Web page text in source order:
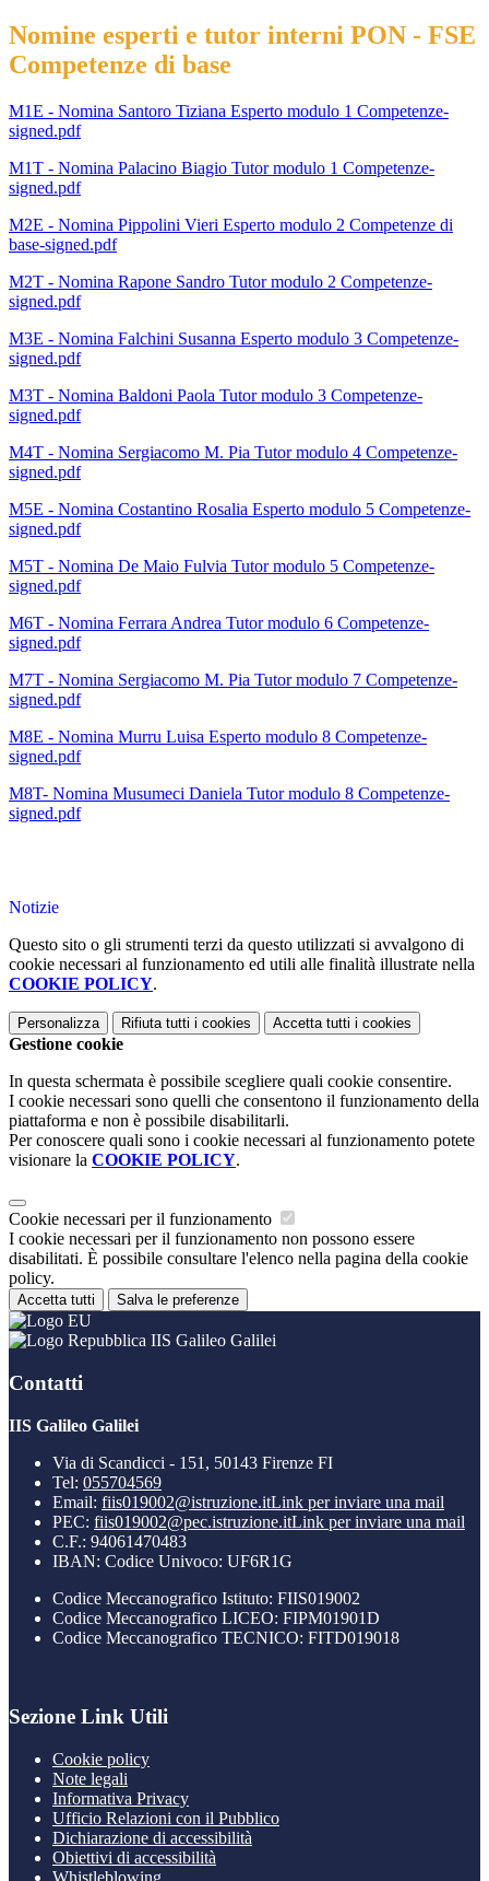
Nomine esperti e tutor interni PON - FSE
Competenze di base
M1E - Nomina Santoro Tiziana Esperto modulo 1 Competenze-
signed.pdf
M1T - Nomina Palacino Biagio Tutor modulo 1 Competenze-
signed.pdf
M2E - Nomina Pippolini Vieri Esperto modulo 2 Competenze di
base-signed.pdf
M2T - Nomina Rapone Sandro Tutor modulo 2 Competenze-
signed.pdf
M3E - Nomina Falchini Susanna Esperto modulo 3 Competenze-
signed.pdf
M3T - Nomina Baldoni Paola Tutor modulo 3 Competenze-
signed.pdf
M4T - Nomina Sergiacomo M. Pia Tutor modulo 4 Competenze-
signed.pdf
M5E - Nomina Costantino Rosalia Esperto modulo 5 Competenze-
signed.pdf
M5T - Nomina De Maio Fulvia Tutor modulo 5 Competenze-
signed.pdf
M6T - Nomina Ferrara Andrea Tutor modulo 6 Competenze-
signed.pdf
M7T - Nomina Sergiacomo M. Pia Tutor modulo 7 Competenze-
signed.pdf
M8E - Nomina Murru Luisa Esperto modulo 8 Competenze-
signed.pdf
M8T- Nomina Musumeci Daniela Tutor modulo 8 Competenze-
signed.pdf
Notizie
Questo sito o gli strumenti terzi da questo utilizzati si avvalgono di
cookie necessari al funzionamento ed utili alle finalità illustrate nella
COOKIE POLICY.
Personalizza Rifiuta tutti i cookies Accetta tutti i cookies
Gestione cookie
In questa schermata è possibile scegliere quali cookie consentire.
I cookie necessari sono quelli che consentono il funzionamento della
piattaforma e non è possibile disabilitarli.
Per conoscere quali sono i cookie necessari al funzionamento potete
visionare la COOKIE POLICY.
Cookie necessari per il funzionamento
I cookie necessari per il funzionamento non possono essere
disabilitati. È possibile consultare l'elenco nella pagina della cookie
policy.
Accetta tutti Salva le preferenze
IIS Galileo Galilei
Contatti
IIS Galileo Galilei
Via di Scandicci - 151, 50143 Firenze FI
Tel: 055704569
Email: fiis019002@istruzione.itLink per inviare una mail
PEC: fiis019002@pec.istruzione.itLink per inviare una mail
C.F.: 94061470483
IBAN: Codice Univoco: UF6R1G
Codice Meccanografico Istituto: FIIS019002
Codice Meccanografico LICEO: FIPM01901D
Codice Meccanografico TECNICO: FITD019018
Sezione Link Utili
Cookie policy
Note legali
Informativa Privacy
Ufficio Relazioni con il Pubblico
Dichiarazione di accessibilità
Obiettivi di accessibilità
Whistleblowing